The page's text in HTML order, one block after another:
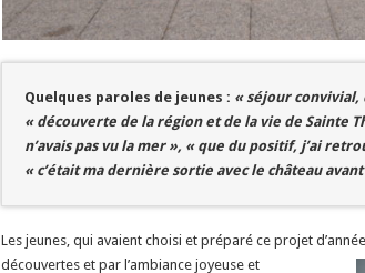
Quelques paroles de jeunes : « séjour convivial,
« découverte de la région et de la vie de Sainte
n’avais pas vu la mer », « que du positif, j’ai
« c’était ma dernière sortie avec le château avant
Les jeunes, qui avaient choisi et préparé ce projet
découvertes et par l’ambiance joyeuse et